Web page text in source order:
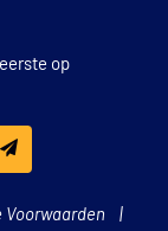
op
Voorwaarden